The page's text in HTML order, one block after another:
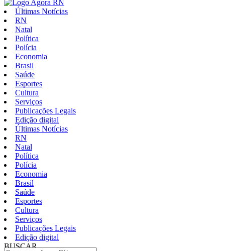
Últimas Notícias
RN
Natal
Política
Polícia
Economia
Brasil
Saúde
Esportes
Cultura
Serviços
Publicações Legais
Edição digital
Últimas Notícias
RN
Natal
Política
Polícia
Economia
Brasil
Saúde
Esportes
Cultura
Serviços
Publicações Legais
Edição digital
BUSCAR